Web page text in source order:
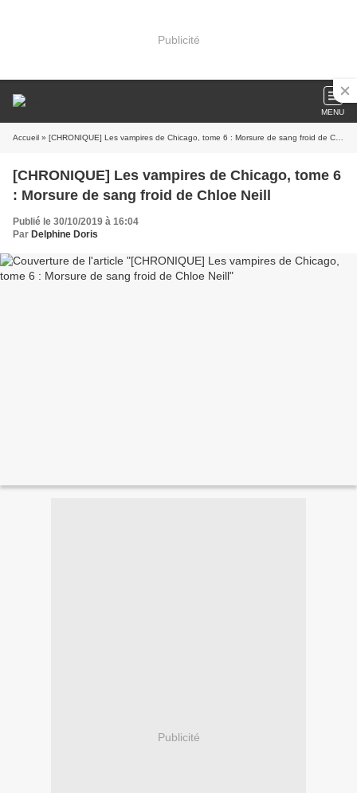
Publicité
MENU
Accueil » [CHRONIQUE] Les vampires de Chicago, tome 6 : Morsure de sang froid de Chloe Neill
[CHRONIQUE] Les vampires de Chicago, tome 6
: Morsure de sang froid de Chloe Neill
Publié le 30/10/2019 à 16:04
Par Delphine Doris
Publicité